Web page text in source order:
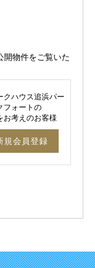
開物件をご覧いた
クハウス追浜パー
フォートの
お考えのお客様
規会員登録